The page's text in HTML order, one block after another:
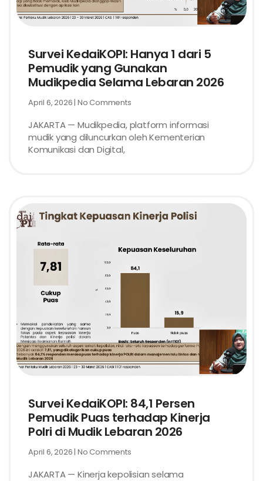
Survei KedaiKOPI: Hanya 1 dari 5
Pemudik yang Gunakan
Mudikpedia Selama Lebaran 2026
April 6, 2026 No Comments
JAKARTA — Mudikpedia, platform informasi
mudik yang diluncurkan oleh Kementerian
Komunikasi dan Digital,
Survei KedaiKOPI: 84,1 Persen
Pemudik Puas terhadap Kinerja
Polri di Mudik Lebaran 2026
April 6, 2026 No Comments
JAKARTA — Kinerja kepolisian selama